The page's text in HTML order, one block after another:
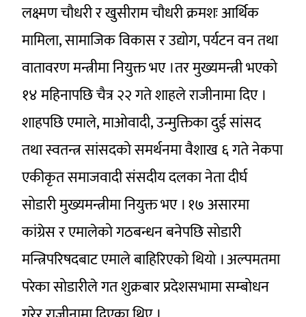
लक्ष्मण चौधरी र खुसीराम चौधरी क्रमशः आर्थिक
मामिला, सामाजिक विकास र उद्योग, पर्यटन वन तथा
वातावरण मन्त्रीमा नियुक्त भए ।तर मुख्यमन्त्री भएको
१४ महिनापछि चैत्र २२ गते शाहले राजीनामा दिए ।
शाहपछि एमाले, माओवादी, उन्मुक्तिका दुई सांसद
तथा स्वतन्त्र सांसदको समर्थनमा वैशाख ६ गते नेकपा
एकीकृत समाजवादी संसदीय दलका नेता दीर्घ
सोडारी मुख्यमन्त्रीमा नियुक्त भए । १७ असारमा
का‌ंग्रेस र एमालेको गठबन्धन बनेपछि सोडारी
मन्त्रिपरिषदबाट एमाले बाहिरिएको थियो । अल्पमतमा
परेका सोडारीले गत शुक्रबार प्रदेशसभामा सम्बोधन